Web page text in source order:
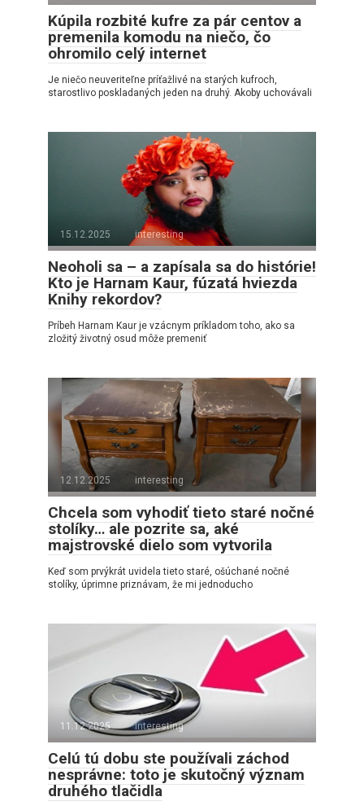
Kúpila rozbité kufre za pár centov a
premenila komodu na niečo, čo
ohromilo celý internet
Je niečo neuveriteľne príťažlivé na starých kufroch,
starostlivo poskladaných jeden na druhý. Akoby uchovávali
15.12.2025 interesting
Neoholi sa – a zapísala sa do histórie!
Kto je Harnam Kaur, fúzatá hviezda
Knihy rekordov?
Príbeh Harnam Kaur je vzácnym príkladom toho, ako sa
zložitý životný osud môže premeniť
12.12.2025 interesting
Chcela som vyhodiť tieto staré nočné
stolíky… ale pozrite sa, aké
majstrovské dielo som vytvorila
Keď som prvýkrát uvidela tieto staré, ošúchané nočné
stolíky, úprimne priznávam, že mi jednoducho
11.12.2025 interesting
Celú tú dobu ste používali záchod
nesprávne: toto je skutočný význam
druhého tlačidla